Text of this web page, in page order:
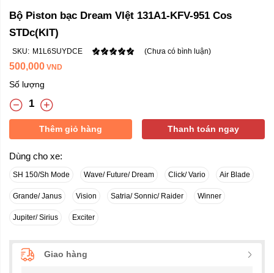
Bộ Piston bạc Dream VIệt 131A1-KFV-951 Cos
STDc(KIT)
SKU: M1L6SUYDCE (Chưa có bình luận)
500,000 VND
Số lượng
Thêm giỏ hàng Thanh toán ngay
Dùng cho xe:
SH 150/Sh Mode Wave/ Future/ Dream Click/ Vario Air Blade
Grande/ Janus Vision Satria/ Sonnic/ Raider Winner
Jupiter/ Sirius Exciter
Giao hàng